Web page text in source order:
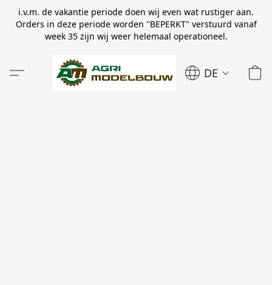
i.v.m. de vakantie periode doen wij even wat rustiger aan.
Orders in deze periode worden ''BEPERKT" verstuurd vanaf
week 35 zijn wij weer helemaal operationeel.
DE